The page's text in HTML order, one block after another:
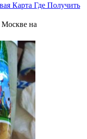
Карта Где Получить
на